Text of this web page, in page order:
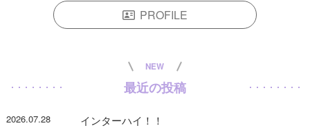
PROFILE
NEW
最近の投稿
2026.07.28 インターハイ！！